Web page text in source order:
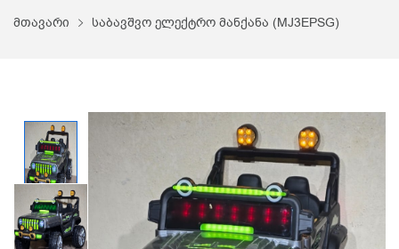
მთავარი საბავშვო ელექტრო მანქანა (MJ3EPSG)